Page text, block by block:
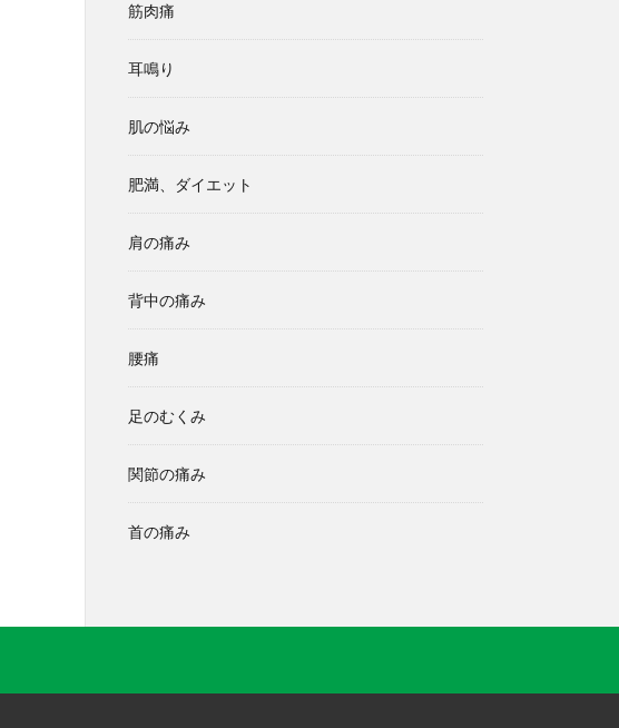
筋肉痛
耳鳴り
肌の悩み
肥満、ダイエット
肩の痛み
背中の痛み
腰痛
足のむくみ
関節の痛み
首の痛み